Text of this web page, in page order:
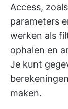
Access,
parameters
werken als
ophalen en
Je kunt
maken.